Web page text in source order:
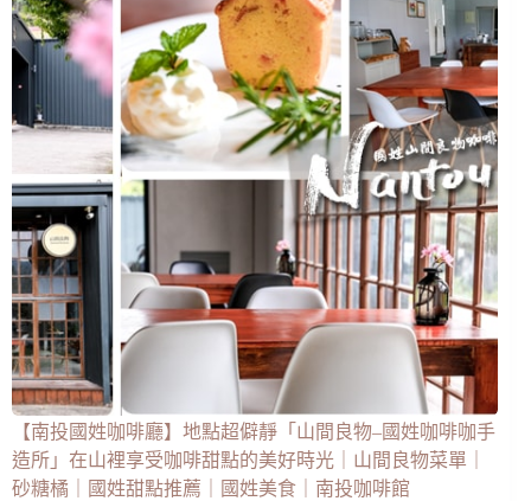
【南投國姓咖啡廳】地點超僻靜「山間良物–國姓咖啡咖手
造所」在山裡享受咖啡甜點的美好時光｜山間良物菜單｜
砂糖橘｜國姓甜點推薦｜國姓美食｜南投咖啡館